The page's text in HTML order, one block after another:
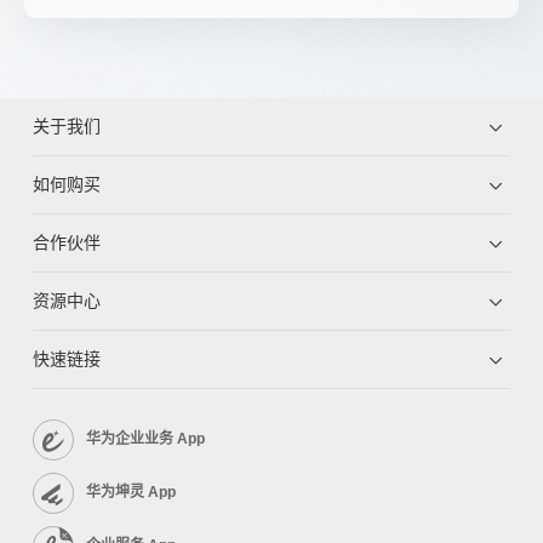
关于我们
如何购买
合作伙伴
资源中心
快速链接
华为企业业务 App
华为坤灵 App